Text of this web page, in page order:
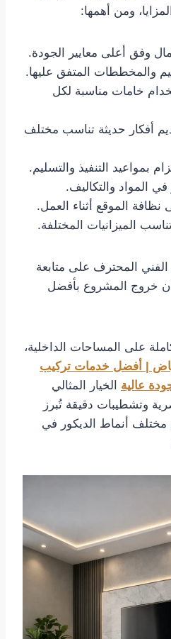
ومن أهمها:
وفق أعلى معايير الجودة.
والمخططات المتفق عليها.
خامات مناسبة لكل
أفكار حديثة تناسب مختلف
بمواعيد التنفيذ والتسليم.
في المواد والتكاليف.
نظافة الموقع أثناء العمل.
الميزانيات المختلفة.
المحترف على متابعة
خروج المشروع بأفضل
على المساحات الداخلية،
| أفضل خدمات تركيب
عالية الخيار المثالي
وتشطيبات دقيقة تُبرز
مختلف أنماط الديكور في